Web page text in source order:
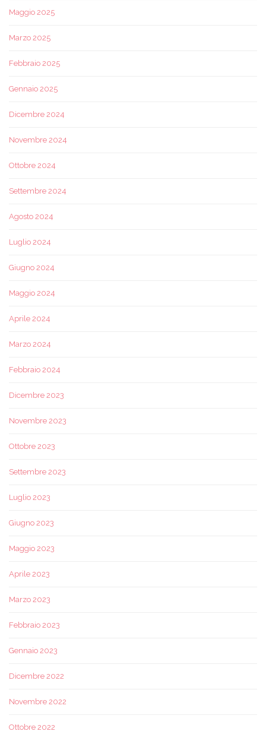
Maggio 2025
Marzo 2025
Febbraio 2025
Gennaio 2025
Dicembre 2024
Novembre 2024
Ottobre 2024
Settembre 2024
Agosto 2024
Luglio 2024
Giugno 2024
Maggio 2024
Aprile 2024
Marzo 2024
Febbraio 2024
Dicembre 2023
Novembre 2023
Ottobre 2023
Settembre 2023
Luglio 2023
Giugno 2023
Maggio 2023
Aprile 2023
Marzo 2023
Febbraio 2023
Gennaio 2023
Dicembre 2022
Novembre 2022
Ottobre 2022